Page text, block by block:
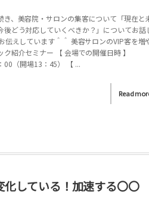
き、美容院・サロンの集客について「現在と
後どう対応していくべきか？」についてお話
伝えしています＾＾ 美容サロンのVIP客を増
紹介セミナー 【 会場での開催日時 】
（開場13：45） 【 ...
Read
化している！加速する〇〇